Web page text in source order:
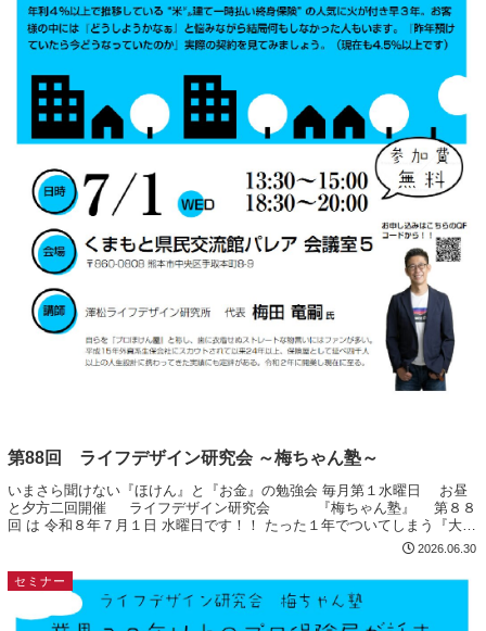
第88回 ライフデザイン研究会 ～梅ちゃん塾～
いまさら聞けない『ほけん』と『お金』の勉強会 毎月第１水曜日 お昼
と夕方二回開催 ライフデザイン研究会 『梅ちゃん塾』 第８８
回 は 令和８年７月１日 水曜日です！！ たった１年でついてしまう『大き
2026.06.30
セミナー